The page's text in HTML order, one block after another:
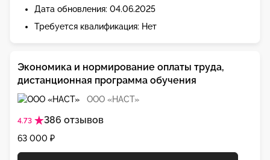
Дата обновления: 04.06.2025
Требуется квалификация: Нет
ООО «НАСТ»
4.73 386 отзывов
Экономика и нормирование оплаты труда,
дистанционная программа обучения
63 000 ₽